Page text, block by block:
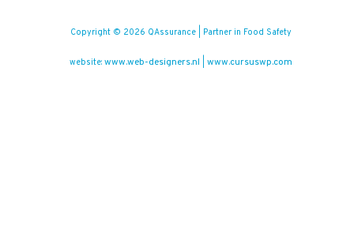
Copyright © 2026 QAssurance | Partner in Food Safety
website: www.web-designers.nl www.cursuswp.com